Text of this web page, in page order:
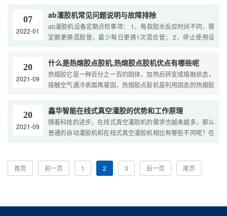
直接的影响到到自动灌胶机灌胶原理并操作，会影响到到产品
正常生产加工品质。而处理方法就是調整设定好正确并且持续
的胶水搅拌方向，以及检查静态混合管是否有漏气问题发生，
防止出现灌胶机械故障问题影响到自动灌胶机灌胶原理。....
胶机的基本情况 视觉点胶机是视觉效果全自动点胶机的一个称
呼，具备较好的视觉涂胶自动控制系统，进行工作时能利用系
统控制点胶机校准，完成高精密涂胶工作，主要是为了能应对
公司制造多元化的产品，在许多行业全是采用这款视觉效果全
童玩具制造、医疗器械拼装等等，可以跨行业开展涂胶或是封
装，是归属于一类功能性很强的视觉效果全自动点胶机。....
07
2022-01
ab灌胶机常见问题说明与故障排除
ab灌胶机设备定期点检事项： 1、每款胶水反应时间不同，需
定期更换混胶管，最少每日更换1次混合管； 2、停止使用设
擦净胶阀出胶口处，避免胶口堵死； 3、设备内部泵体长期使
用后会有适当磨损，会导致泵体吸力不够，出胶量减少，所以
设备需定期检测出胶精准度，检测频率因胶水而异，以实际为
准； 4、部分胶水单组份有填充料、易挥发、结晶物质或易过
5、定时清理过滤网。 6、一定要经过专业培训人员才可操作
此设备。....
20
2021-09
什么是热熔胶点胶机,热熔胶点胶机优点有哪些呢
热熔胶它是一种百分之一百的固体，加热后转变成熔融状态，
接触空气遇冷表面再凝固，热熔胶点胶机是利用固态的热熔胶
行....
20
2021-09
鑫华智能在线式真空灌胶的优势和工作原理
随着科技的进步，在线式真空灌胶机的需求也越来越多，那么
普通的自动灌胶机和在线式真空灌胶机相比有哪些不同呢？在
首页
前一页 1 2 3 后一页 尾页